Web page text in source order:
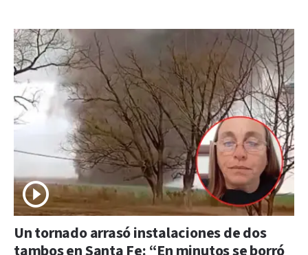
Un tornado arrasó instalaciones de dos